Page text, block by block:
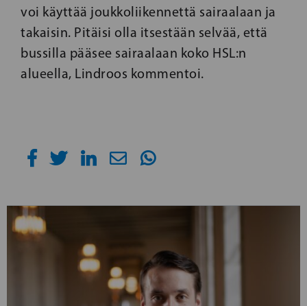
voi käyttää joukkoliikennettä sairaalaan ja
takaisin. Pitäisi olla itsestään selvää, että
bussilla pääsee sairaalaan koko HSL:n
alueella, Lindroos kommentoi.